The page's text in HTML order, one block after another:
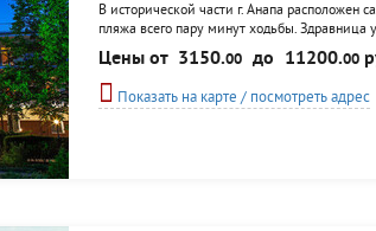
В исторической части г. Анапа расположен
пляжа всего пару минут ходьбы. Здравница
духовному и физическому. Номера
Лечебное отделение расположилось в
Цены от 3150.00 до 11200.00
Показать на карте / посмотреть адрес